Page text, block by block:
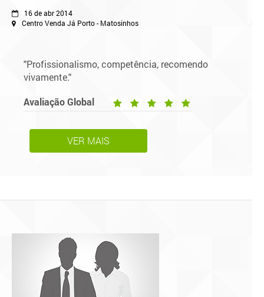
16 de abr 2014
Centro Venda Já Porto - Matosinhos
"Profissionalismo, competência, recomendo
vivamente."
Avaliação Global
VER MAIS